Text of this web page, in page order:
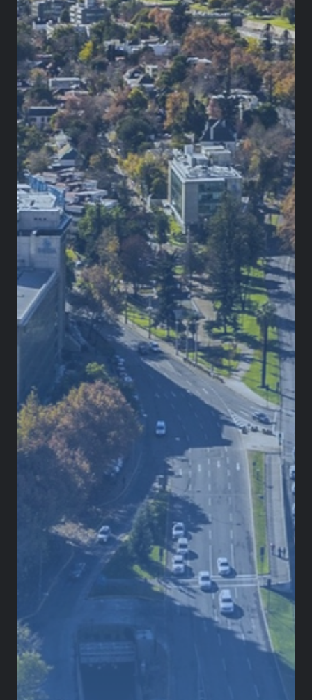
¡Comparte esta publicación!
¿Qué cambiaría si Colombia, Chile y
Perú integraran sus bolsas de valores?
Los mercados de capitales latinoamericanos son
pequeños y fragmentados: la integración bursátil de
Colombia, Chile y Perú responde a esa limitación
estructural Oficina de Prensa ...